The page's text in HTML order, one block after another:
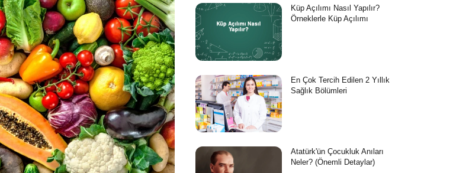
Küp Açılımı Nasıl Yapılır?
Örneklerle Küp Açılımı
En Çok Tercih Edilen 2 Yıllık
Sağlık Bölümleri
Atatürk'ün Çocukluk Anıları
Neler? (Önemli Detaylar)